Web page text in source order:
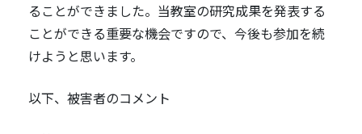
ることができました。当教室の研究成果を発表する
ことができる重要な機会ですので、今後も参加を続
けようと思います。
以下、被害者のコメント